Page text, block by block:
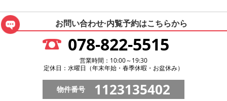
お問い合わせ·内覧予約はこちらから
078-822-5515
営業時間：10:00～19:30
定休日：水曜日（年末年始・春季休暇・お盆休み）
物件番号 1123135402